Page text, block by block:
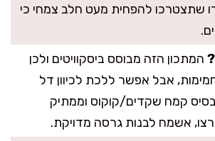
שתצטרכו להפחית מעט חלב צמחי כי
המתכון הזה מבוסס ביסקוויטים ולכן
אבל אפשר ללכת לכיוון דל
קמח שקדים/קוקוס וממתיק
אשמח לבנות גרסה מדויקת.